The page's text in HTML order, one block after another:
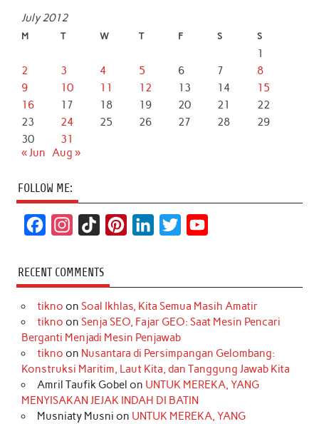
July 2012
M T W T F S S
1
2
3 4 5 6 7
8
9
10 11 12 13 14
15
16
17 18 19 20 21
22
23
24 25 26 27 28
29
30
31
« Jun Aug »
FOLLOW ME:
c
e
b
o
k
s
t
a
r
a
m
k
T
o
k
t
e
r
e
s
t
k
e
d
I
n
t
t
r
T
u
e
RECENT COMMENTS
tikno on Soal Ikhlas, Kita Semua Masih Amatir
tikno on Senja SEO, Fajar GEO: Saat Mesin Pencari
Berganti Menjadi Mesin Penjawab
tikno on Nusantara di Persimpangan Gelombang:
Konstruksi Maritim, Laut Kita, dan Tanggung Jawab Kita
Amril Taufik Gobel on UNTUK MEREKA, YANG
MENYISAKAN JEJAK INDAH DI BATIN
Musniaty Musni on UNTUK MEREKA, YANG